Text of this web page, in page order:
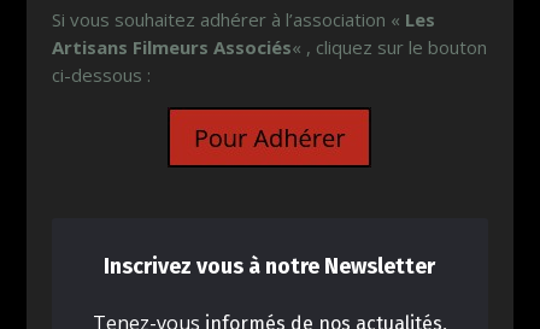
Si vous souhaitez adhérer à l’association « Les
Artisans Filmeurs Associés« , cliquez sur le bouton
ci-dessous :
Inscrivez vous à notre Newsletter
Tenez-vous informés de nos actualités,